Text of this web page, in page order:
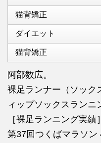
猫背矯正
ダイエット
猫背矯正
阿部数広。
裸足ランナー（ソック
ィップソックスランニ
［裸足ランニング実績］
第37回つくばマラソン